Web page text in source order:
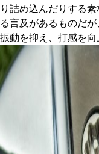
り詰め込んだりする
る言及があるものだ
振動を抑え、打感を向